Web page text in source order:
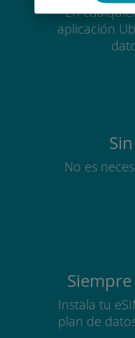
En
aplicación
No es
Instala tu
plan de